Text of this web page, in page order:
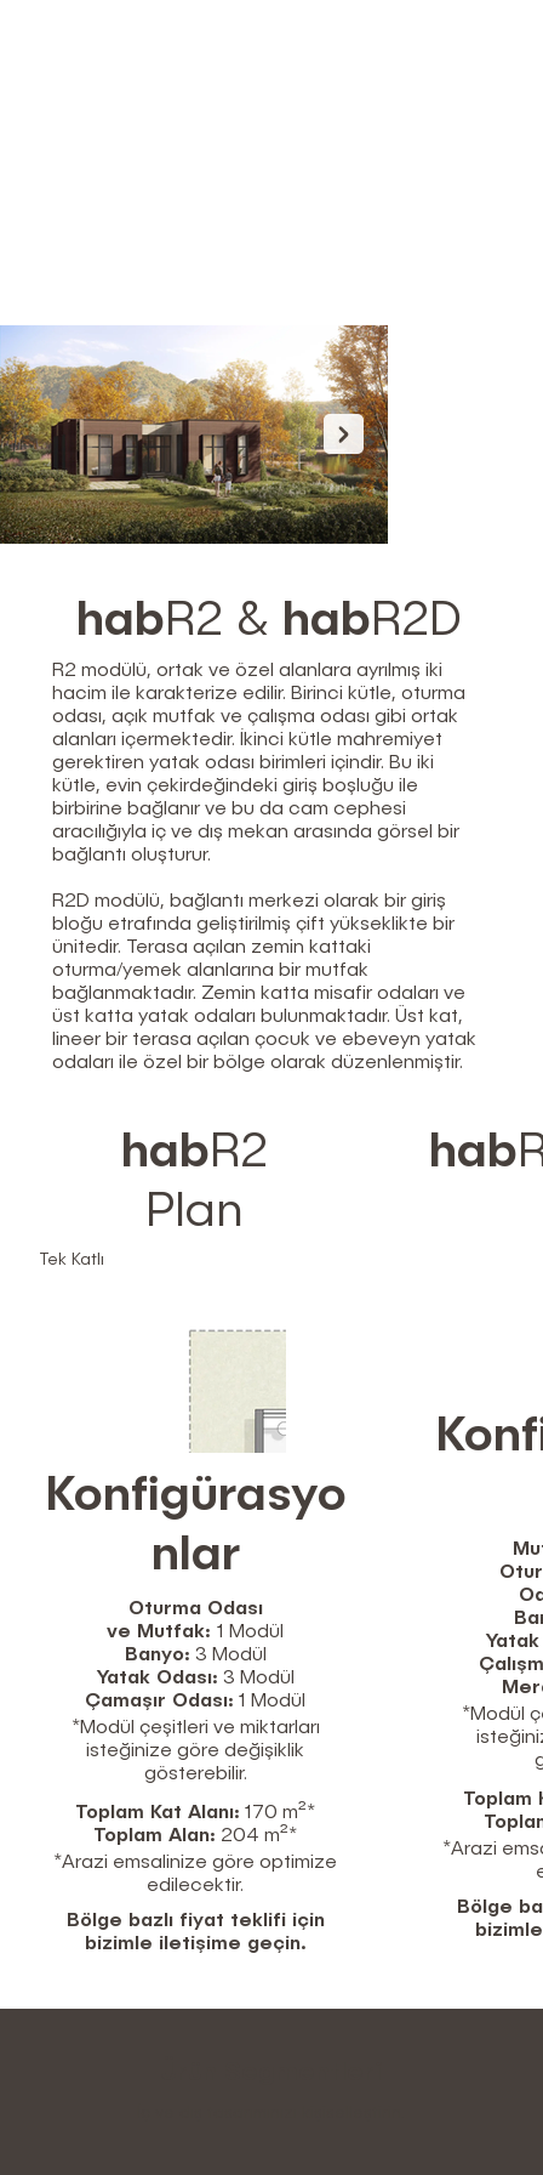
habR2 & habR2D
R2 modülü, ortak ve özel alanlara ayrılmış iki
hacim ile karakterize edilir. Birinci kütle, oturma
odası, açık mutfak ve çalışma odası gibi ortak
alanları içermektedir. İkinci kütle mahremiyet
gerektiren yatak odası birimleri içindir. Bu iki
kütle, evin çekirdeğindeki giriş boşluğu ile
birbirine bağlanır ve bu da cam cephesi
aracılığıyla iç ve dış mekan arasında görsel bir
bağlantı oluşturur.
R2D modülü, bağlantı merkezi olarak bir giriş
bloğu etrafında geliştirilmiş çift yükseklikte bir
ünitedir. Terasa açılan zemin kattaki
oturma/yemek alanlarına bir mutfak
bağlanmaktadır. Zemin katta misafir odaları ve
üst katta yatak odaları bulunmaktadır. Üst kat,
lineer bir terasa açılan çocuk ve ebeveyn yatak
odaları ile özel bir bölge olarak düzenlenmiştir.
habR2
Plan
Tek Katlı
Konfigürasyo
nlar
Oturma Odası
ve Mutfak: 1 Modül
Banyo: 3 Modül
Yatak Odası: 3 Modül
Çamaşır Odası: 1 Modül
*Modül çeşitleri ve miktarları
isteğinize göre değişiklik
gösterebilir.
Toplam Kat Alanı: 170 m²*
Toplam Alan: 204 m²*
*Arazi emsalinize göre optimize
edilecektir.
Bölge bazlı fiyat teklifi için
bizimle iletişime geçin.
hab
*Modül
Toplam
*Arazi
Bölge